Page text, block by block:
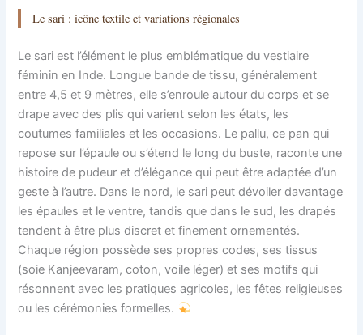
Le sari : icône textile et variations régionales
Le sari est l’élément le plus emblématique du vestiaire
féminin en Inde. Longue bande de tissu, généralement
entre 4,5 et 9 mètres, elle s’enroule autour du corps et se
drape avec des plis qui varient selon les états, les
coutumes familiales et les occasions. Le pallu, ce pan qui
repose sur l’épaule ou s’étend le long du buste, raconte une
histoire de pudeur et d’élégance qui peut être adaptée d’un
geste à l’autre. Dans le nord, le sari peut dévoiler davantage
les épaules et le ventre, tandis que dans le sud, les drapés
tendent à être plus discret et finement ornementés.
Chaque région possède ses propres codes, ses tissus
(soie Kanjeevaram, coton, voile léger) et ses motifs qui
résonnent avec les pratiques agricoles, les fêtes religieuses
ou les cérémonies formelles.